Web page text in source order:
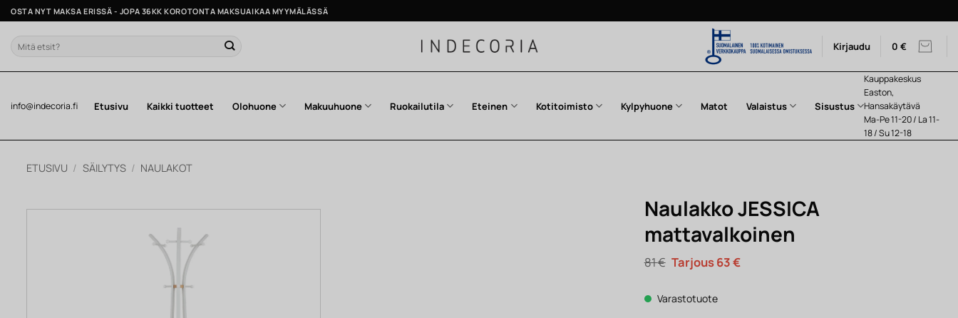
Skip
to
content
OSTA NYT MAKSA ERISSÄ - JOPA 36KK KOROTONTA MAKSUAIKAA MYYMÄLÄSSÄ
Etsi: Kirjaudu 0 €
info@indecoria.fi Etusivu Kaikki tuotteet Olohuone Makuuhuone Ruokailutila Eteinen Kotitoimisto Kylpyhuone Matot Valaistus Sisustus
Kauppakeskus
Easton,
Hansakäytävä
Ma-Pe 11-20 / La 11-
18 / Su 12-18
ETUSIVU / SÄILYTYS / NAULAKOT
Naulakko JESSICA
mattavalkoinen
81€ Alkuperäinen
hinta
81 €.
63€Nykyinen
Varastotuote